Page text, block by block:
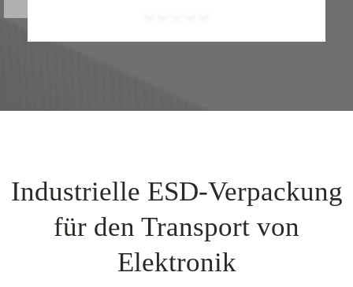
Industrielle ESD-Verpackung
für den Transport von
Elektronik